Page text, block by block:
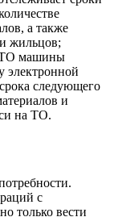
а также
жильцов;
ТО машины
электронной
следующего
и
на ТО.
с
только вести